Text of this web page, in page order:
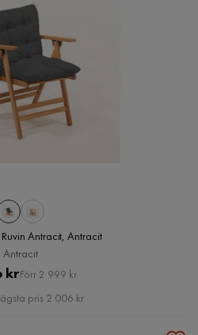
Antracit, Antracit
Antracit
Pris
krOriginal
Pris
Förr 2 999 kr
pris 2 006 kr